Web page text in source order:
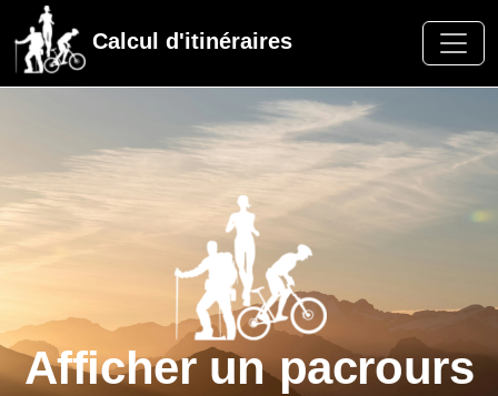
Calcul d'itinéraires
Afficher un pacrours